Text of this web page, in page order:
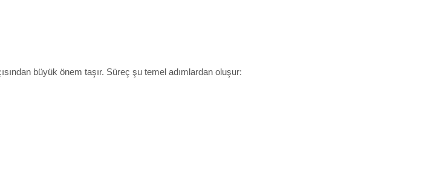
büyük önem taşır. Süreç şu temel adımlardan oluşur: